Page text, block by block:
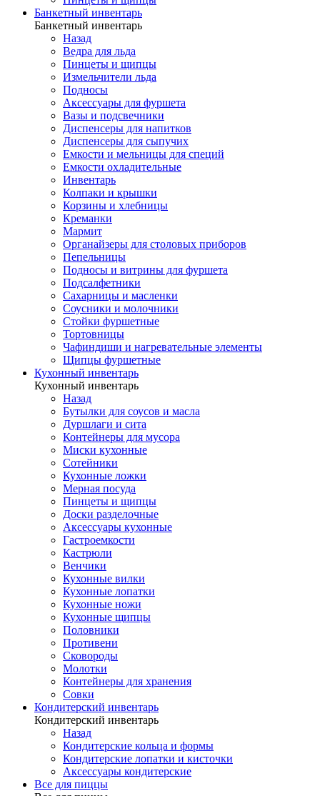
Банкетный инвентарь
Банкетный инвентарь
Назад
Ведра для льда
Пинцеты и щипцы
Измельчители льда
Подносы
Аксессуары для фуршета
Вазы и подсвечники
Диспенсеры для напитков
Диспенсеры для сыпучих
Емкости и мельницы для специй
Емкости охладительные
Инвентарь
Колпаки и крышки
Корзины и хлебницы
Креманки
Мармит
Органайзеры для столовых приборов
Пепельницы
Подносы и витрины для фуршета
Подсалфетники
Сахарницы и масленки
Соусники и молочники
Стойки фуршетные
Тортовницы
Чафиндиши и нагревательные элементы
Щипцы фуршетные
Кухонный инвентарь
Кухонный инвентарь
Назад
Бутылки для соусов и масла
Дуршлаги и сита
Контейнеры для мусора
Миски кухонные
Сотейники
Кухонные ложки
Мерная посуда
Пинцеты и щипцы
Доски разделочные
Аксессуары кухонные
Гастроемкости
Кастрюли
Венчики
Кухонные вилки
Кухонные лопатки
Кухонные ножи
Кухонные щипцы
Половники
Противени
Сковороды
Молотки
Контейнеры для хранения
Совки
Кондитерский инвентарь
Кондитерский инвентарь
Назад
Кондитерские кольца и формы
Кондитерские лопатки и кисточки
Аксессуары кондитерские
Все для пиццы